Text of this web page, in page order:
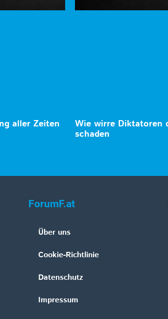
aller Zeiten
Wie wirre Diktatoren
schaden
ForumF.at
Über uns
Cookie-Richtlinie
Datenschutz
Impressum